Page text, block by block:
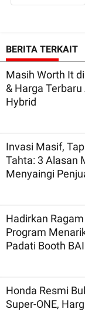
BERITA TERKAIT
Masih Worth It
& Harga
Hybrid
Invasi Masif,
Tahta: 3 Alasan
Menyaingi
Hadirkan
Program
Padati Booth
Honda Resmi
Super-ONE,